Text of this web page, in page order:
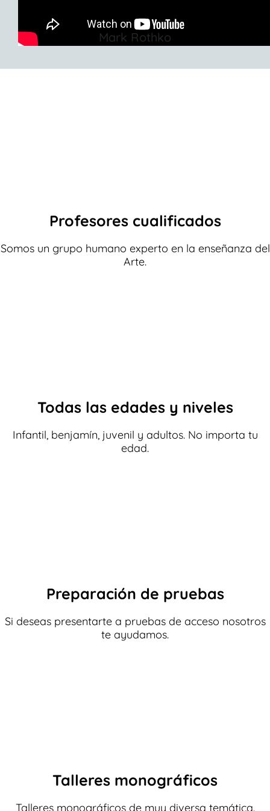
Mark Rothko
Profesores cualificados
Somos un grupo humano experto en la enseñanza del
Arte.
Todas las edades y niveles
Infantil, benjamín, juvenil y adultos. No importa tu
edad.
Preparación de pruebas
Si deseas presentarte a pruebas de acceso nosotros
te ayudamos.
Talleres monográficos
Talleres monográficos de muy diversa temática.